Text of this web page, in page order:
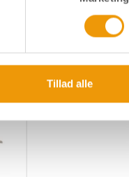
Tillad alle